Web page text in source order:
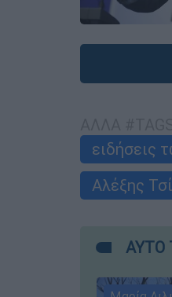
ειδήσεις
Αλέξης
ΑΥΤΟ